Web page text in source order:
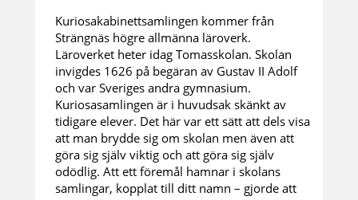
Kuriosakabinettsamlingen kommer från
Strängnäs högre allmänna läroverk.
Läroverket heter idag Tomasskolan. Skolan
invigdes 1626 på begäran av Gustav II Adolf
och var Sveriges andra gymnasium.
Kuriosasamlingen är i huvudsak skänkt av
tidigare elever. Det här var ett sätt att dels visa
att man brydde sig om skolan men även att
göra sig själv viktig och att göra sig själv
odödlig. Att ett föremål hamnar i skolans
samlingar, kopplat till ditt namn – gjorde att